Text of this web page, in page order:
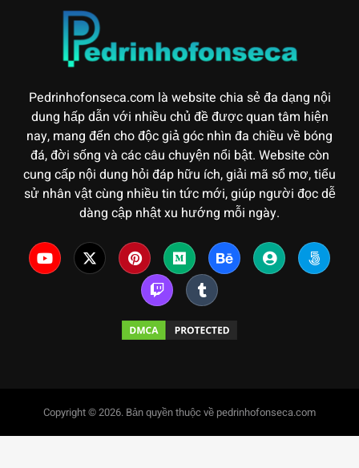
Pedrinhofonseca.com là website chia sẻ đa dạng nội
dung hấp dẫn với nhiều chủ đề được quan tâm hiện
nay, mang đến cho độc giả góc nhìn đa chiều về bóng
đá, đời sống và các câu chuyện nổi bật. Website còn
cung cấp nội dung hỏi đáp hữu ích, giải mã sổ mơ, tiểu
sử nhân vật cùng nhiều tin tức mới, giúp người đọc dễ
dàng cập nhật xu hướng mỗi ngày.
Copyright © 2026. Bản quyền thuộc về pedrinhofonseca.com